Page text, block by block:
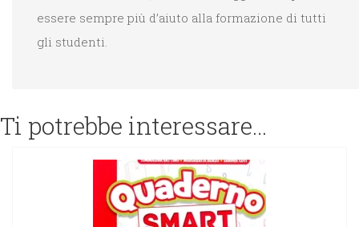
essere sempre più d’aiuto alla formazione di tutti
gli studenti.
Ti potrebbe interessare…